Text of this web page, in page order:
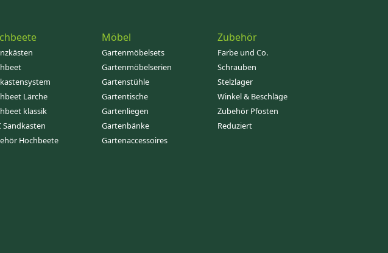
Lärche
klassik
Sandkasten
Hochbeete
Möbel
Gartenmöbelsets
Gartenmöbelserien
Gartenstühle
Gartentische
Gartenliegen
Gartenbänke
Gartenaccessoires
Zubehör
Farbe und Co.
Schrauben
Stelzlager
Winkel & Beschläge
Zubehör Pfosten
Reduziert